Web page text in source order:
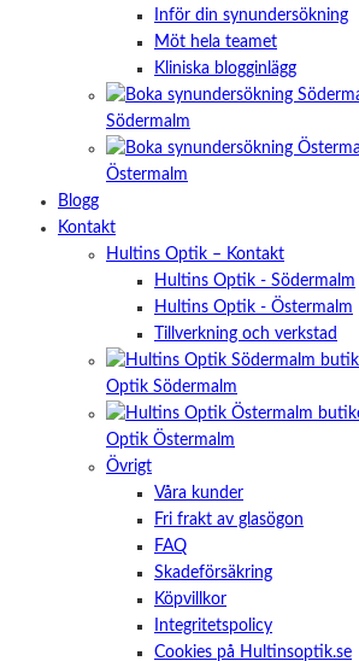
Inför din synundersökning
Möt hela teamet
Kliniska blogginlägg
Södermalm
Östermalm
Blogg
Kontakt
Hultins Optik – Kontakt
Hultins Optik - Södermalm
Hultins Optik - Östermalm
Tillverkning och verkstad
Optik Södermalm
Optik Östermalm
Övrigt
Våra kunder
Fri frakt av glasögon
FAQ
Skadeförsäkring
Köpvillkor
Integritetspolicy
Cookies på Hultinsoptik.se